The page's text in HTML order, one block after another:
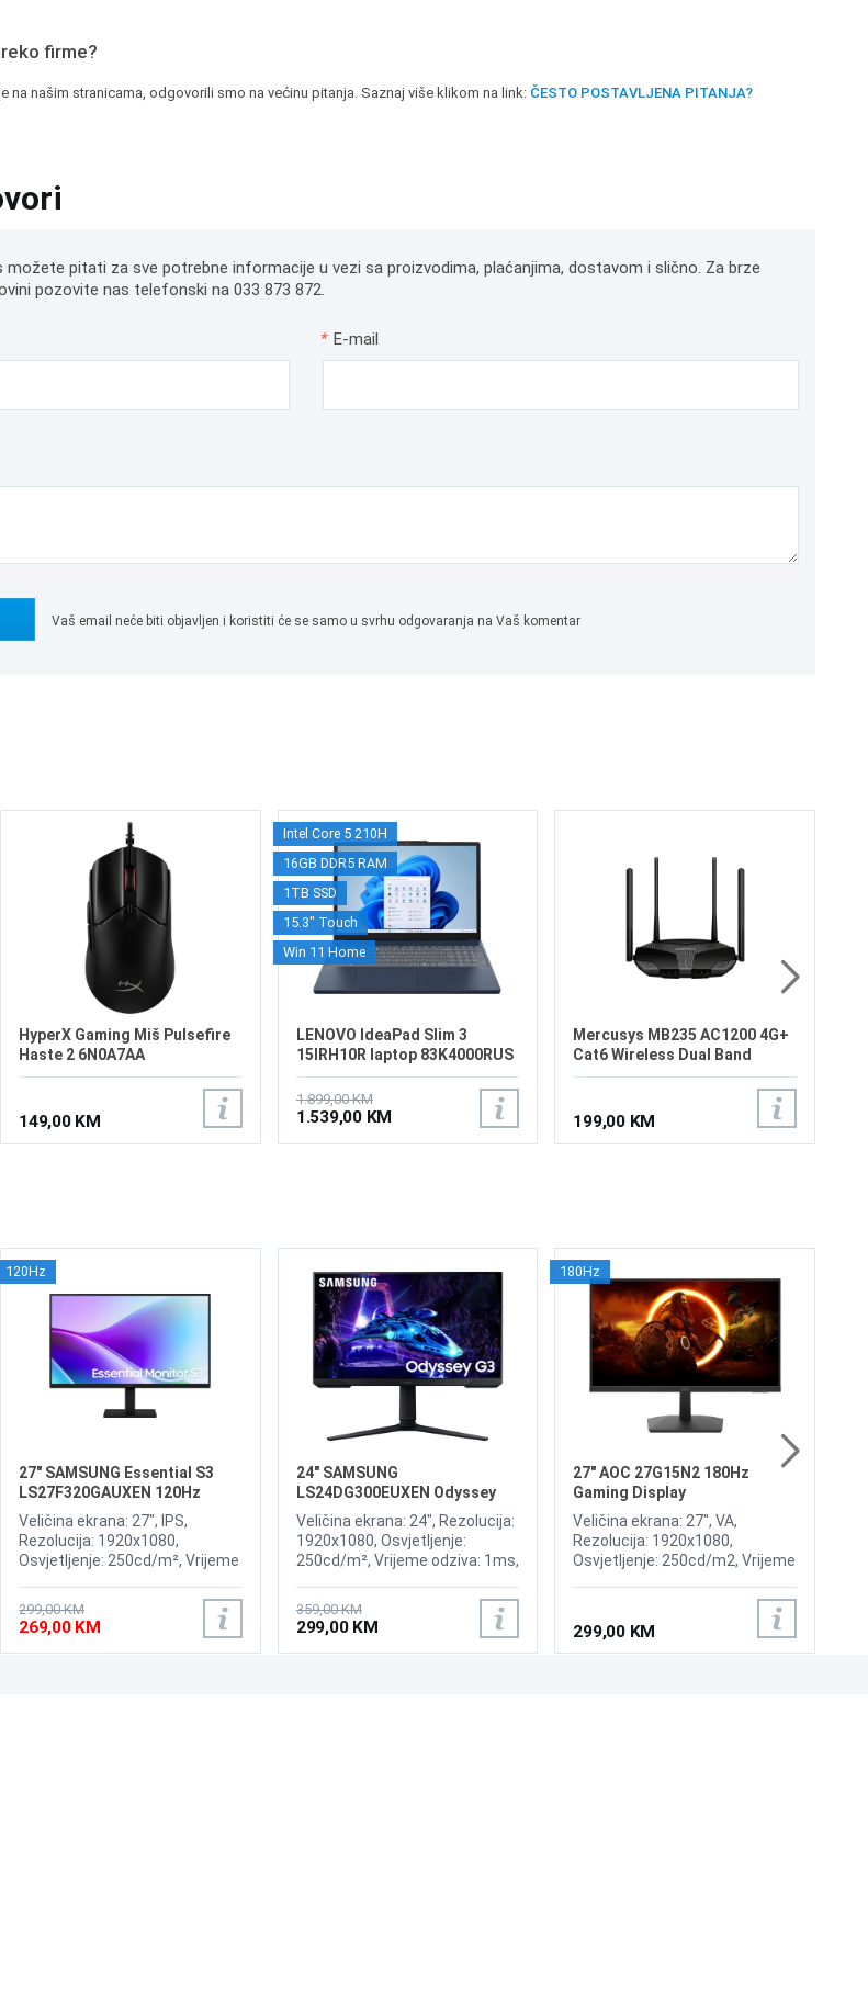
firme?
na našim stranicama, odgovorili smo na većinu pitanja. Saznaj više klikom na link: ČESTO POSTAVLJENA PITANJA?
pitati za sve potrebne informacije u vezi sa proizvodima, plaćanjima, dostavom i slično. Za brze
pozovite nas telefonski na 033 873 872.
* E-mail
Vaš email neće biti objavljen i koristiti će se samo u svrhu odgovaranja na Vaš komentar
HyperX Gaming Miš Pulsefire
Haste 2 6N0A7AA
149,00 KM
Intel Core 5 210H
16GB DDR5 RAM
1TB SSD
15.3" Touch
Win 11 Home
LENOVO IdeaPad Slim 3
15IRH10R laptop 83K4000RUS
1.899,00 KM
1.539,00 KM
Mercusys MB235 AC1200 4G+
Cat6 Wireless Dual Band
Router
199,00 KM
120Hz
27" SAMSUNG Essential S3
LS27F320GAUXEN 120Hz
Display
Veličina ekrana: 27", IPS,
Rezolucija: 1920x1080,
Osvjetljenje: 250cd/m², Vrijeme
120Hz, Priključci: 2x HDMI, Eye
Saver Mode, Flicker Free
299,00 KM
269,00 KM
24" SAMSUNG
LS24DG300EUXEN Odyssey
Gaming G30D 180Hz Display
Veličina ekrana: 24", Rezolucija:
1920x1080, Osvjetljenje:
250cd/m², Vrijeme odziva: 1ms,
Kontrast: 3.000:1, Priključci:
HDMI 2.0, DisplayPort 1.4, USB
Type-A, Ulaz za slušalice, Pivot
359,00 KM
299,00 KM
180Hz
27" AOC 27G15N2 180Hz
Gaming Display
Veličina ekrana: 27", VA,
Rezolucija: 1920x1080,
Osvjetljenje: 250cd/m2, Vrijeme
180Hz, Priključci: HDMI 2.0,
299,00 KM